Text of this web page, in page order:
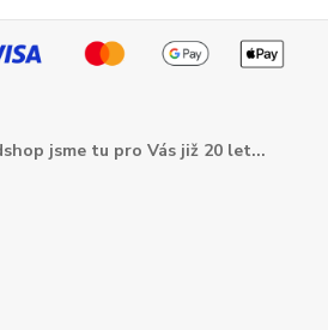
jsme tu pro Vás již 20 let...